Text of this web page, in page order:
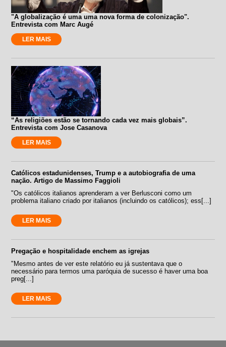
"A globalização é uma uma nova forma de colonização".
Entrevista com Marc Augé
LER MAIS
“As religiões estão se tornando cada vez mais globais”.
Entrevista com Jose Casanova
LER MAIS
Católicos estadunidenses, Trump e a autobiografia de uma
nação. Artigo de Massimo Faggioli
"Os católicos italianos aprenderam a ver Berlusconi como um
problema italiano criado por italianos (incluindo os católicos); ess[...]
LER MAIS
Pregação e hospitalidade enchem as igrejas
"Mesmo antes de ver este relatório eu já sustentava que o
necessário para termos uma paróquia de sucesso é haver uma boa
preg[...]
LER MAIS